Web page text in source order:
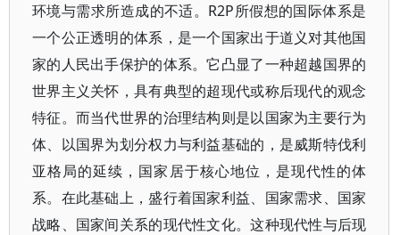
环境与需求所造成的不适。R2P所假想的国际体系是
一个公正透明的体系，是一个国家出于道义对其他国
家的人民出手保护的体系。它凸显了一种超越国界的
世界主义关怀，具有典型的超现代或称后现代的观念
特征。而当代世界的治理结构则是以国家为主要行为
体、以国界为划分权力与利益基础的，是威斯特伐利
亚格局的延续，国家居于核心地位，是现代性的体
系。在此基础上，盛行着国家利益、国家需求、国家
战略、国家间关系的现代性文化。这种现代性与后现